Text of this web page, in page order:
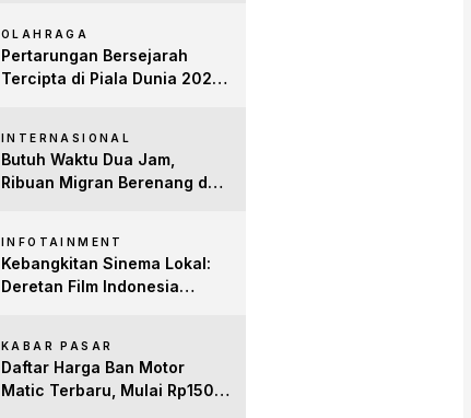
OLAHRAGA
Pertarungan Bersejarah
Tercipta di Piala Dunia 2026:
INTERNASIONAL
Butuh Waktu Dua Jam,
Ribuan Migran Berenang dari
INFOTAINMENT
Kebangkitan Sinema Lokal:
Deretan Film Indonesia
Global
KABAR PASAR
Daftar Harga Ban Motor
Matic Terbaru, Mulai Rp150